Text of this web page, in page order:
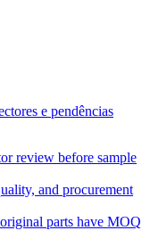
e pendências
review before sample
and procurement
parts have MOQ